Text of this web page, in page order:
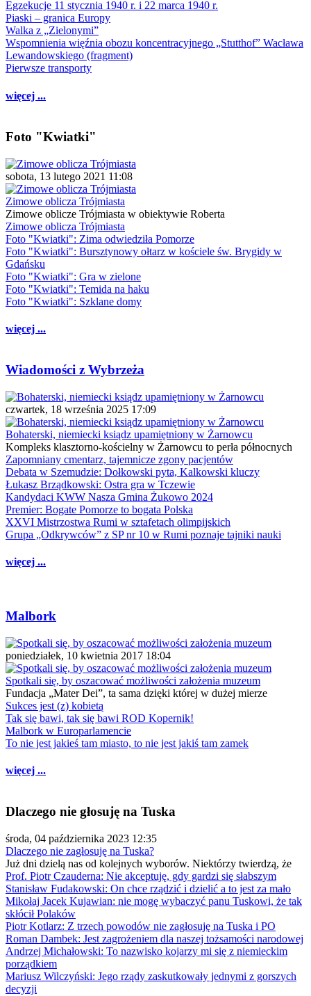
Egzekucje 11 stycznia 1940 r. i 22 marca 1940 r.
Piaski – granica Europy
Walka z „Zielonymi”
Wspomnienia więźnia obozu koncentracyjnego „Stutthof” Wacława
Lewandowskiego (fragment)
Pierwsze transporty
więcej ...
Foto "Kwiatki"
sobota, 13 lutego 2021 11:08
Zimowe oblicza Trójmiasta
Zimowe oblicze Trójmiasta w obiektywie Roberta
Zimowe oblicza Trójmiasta
Foto "Kwiatki": Zima odwiedziła Pomorze
Foto "Kwiatki": Bursztynowy ołtarz w kościele św. Brygidy w
Gdańsku
Foto "Kwiatki": Gra w zielone
Foto "Kwiatki": Temida na haku
Foto "Kwiatki": Szklane domy
więcej ...
Wiadomości z Wybrzeża
czwartek, 18 września 2025 17:09
Bohaterski, niemiecki ksiądz upamiętniony w Żarnowcu
Kompleks klasztorno-kościelny w Żarnowcu to perła północnych
Zapomniany cmentarz, tajemnicze zgony pacjentów
Debata w Szemudzie: Dołkowski pyta, Kalkowski kluczy
Łukasz Brządkowski: Ostra gra w Tczewie
Kandydaci KWW Nasza Gmina Żukowo 2024
Premier: Bogate Pomorze to bogata Polska
XXVI Mistrzostwa Rumi w sztafetach olimpijskich
Grupa „Odkrywców” z SP nr 10 w Rumi poznaje tajniki nauki
więcej ...
Malbork
poniedziałek, 10 kwietnia 2017 18:04
Spotkali się, by oszacować możliwości założenia muzeum
Fundacja „Mater Dei”, ta sama dzięki której w dużej mierze
Sukces jest (z) kobietą
Tak się bawi, tak się bawi ROD Kopernik!
Malbork w Europarlamencie
To nie jest jakieś tam miasto, to nie jest jakiś tam zamek
więcej ...
Dlaczego nie głosuję na Tuska
środa, 04 października 2023 12:35
Dlaczego nie zagłosuję na Tuska?
Już dni dzielą nas od kolejnych wyborów. Niektórzy twierdzą, że
Prof. Piotr Czauderna: Nie akceptuję, gdy gardzi się słabszym
Stanisław Fudakowski: On chce rządzić i dzielić a to jest za mało
Mikołaj Jacek Kujawian: nie mogę wybaczyć panu Tuskowi, że tak
skłócił Polaków
Piotr Kotlarz: Z trzech powodów nie zagłosuję na Tuska i PO
Roman Dambek: Jest zagrożeniem dla naszej tożsamości narodowej
Andrzej Michałowski: To nazwisko kojarzy mi się z niemieckim
porządkiem
Mariusz Wilczyński: Jego rządy zaskutkowały jednymi z gorszych
decyzji